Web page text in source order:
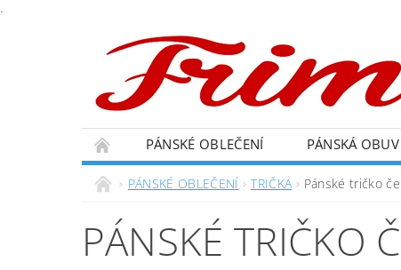
.
PÁNSKÉ OBLEČENÍ PÁNSKÁ OBUV
PÁNSKÉ OBLEČENÍ TRIČKA Pánské tričko
PÁNSKÉ TRIČKO